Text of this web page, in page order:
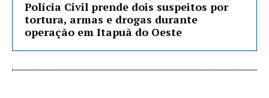
Polícia Civil prende dois suspeitos por
tortura, armas e drogas durante
operação em Itapuã do Oeste